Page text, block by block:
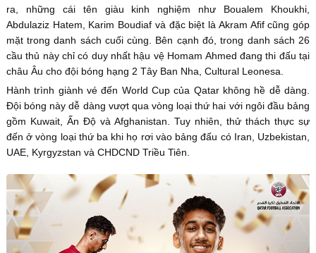
ra, những cái tên giàu kinh nghiệm như Boualem Khoukhi,
Abdulaziz Hatem, Karim Boudiaf và đặc biệt là Akram Afif cũng góp
mặt trong danh sách cuối cùng. Bên cạnh đó, trong danh sách 26
cầu thủ này chỉ có duy nhất hậu vệ Homam Ahmed đang thi đấu tại
châu Âu cho đội bóng hạng 2 Tây Ban Nha, Cultural Leonesa.
Hành trình giành vé đến World Cup của Qatar không hề dễ dàng.
Đội bóng này dễ dàng vượt qua vòng loại thứ hai với ngôi đầu bảng
gồm Kuwait, Ấn Độ và Afghanistan. Tuy nhiên, thử thách thực sự
đến ở vòng loại thứ ba khi họ rơi vào bảng đấu có Iran, Uzbekistan,
UAE, Kyrgyzstan và CHDCND Triều Tiên.